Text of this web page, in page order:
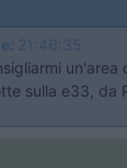
21:46:35
un'area
sulla e33, da